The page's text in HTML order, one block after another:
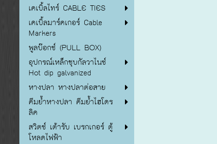
เคเบิ้ลไทร์ CABLE TIES
เคเบิ้ลมาร์คเกอร์ Cable
Markers
พูลบ๊อกซ์ (PULL BOX)
อุปกรณ์เหล็กชุบกัลวาไนซ์
Hot dip galvanized
หางปลา หางปลาต่อสาย
คีมย้ำหางปลา คีมย้ำไฮโดร
ลิค
สวิตซ์ เต้ารับ เบรกเกอร์ ตู้
โหลดไฟฟ้า